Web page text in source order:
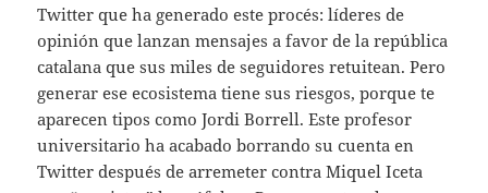
Twitter que ha generado este procés: líderes de
opinión que lanzan mensajes a favor de la república
catalana que sus miles de seguidores retuitean. Pero
generar ese ecosistema tiene sus riesgos, porque te
aparecen tipos como Jordi Borrell. Este profesor
universitario ha acabado borrando su cuenta en
Twitter después de arremeter contra Miquel Iceta